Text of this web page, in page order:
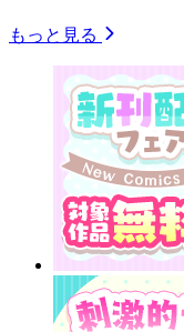
もっと見る